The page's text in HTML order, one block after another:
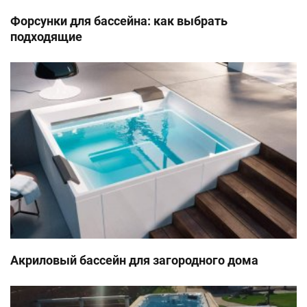
Форсунки для бассейна: как выбрать
подходящие
Акриловый бассейн для загородного дома